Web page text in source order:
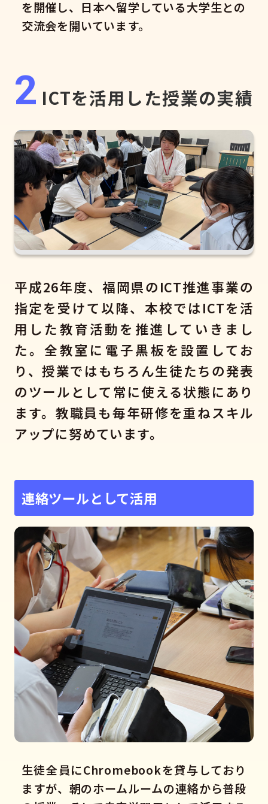
を開催し、日本へ留学している大学生との
交流会を開いています。
2 ICTを活用した授業の実績
平成26年度、福岡県のICT推進事業の
指定を受けて以降、本校ではICTを活
用した教育活動を推進していきまし
た。全教室に電子黒板を設置してお
り、授業ではもちろん生徒たちの発表
のツールとして常に使える状態にあり
ます。教職員も毎年研修を重ねスキル
アップに努めています。
連絡ツールとして活用
生徒全員にChromebookを貸与しており
ますが、朝のホームルームの連絡から普段